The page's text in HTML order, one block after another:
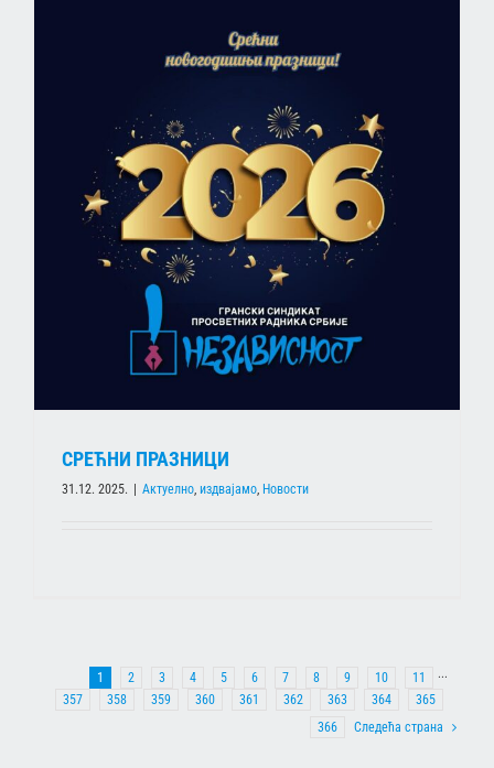
СРЕЋНИ ПРАЗНИЦИ
31.12. 2025. Актуелно, издвајамо, Новости
1 2 3 4 5 6 7 8 9 10 11
···
357
358 359 360 361 362 363 364
365
366
Следећа страна